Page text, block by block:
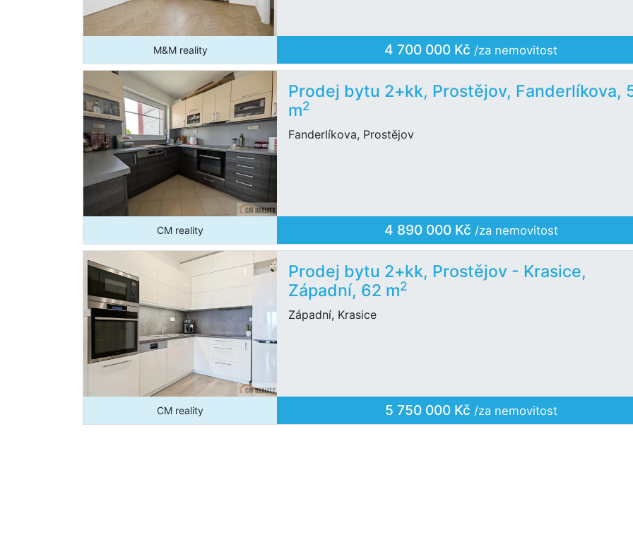
M&M reality 4 700 000 Kč /za nemovitost
Prodej bytu 2+kk, Prostějov, Fanderlíkova,
m2
Fanderlíkova, Prostějov
CM reality 4 890 000 Kč /za nemovitost
Prodej bytu 2+kk, Prostějov - Krasice,
Západní, 62 m2
Západní, Krasice
CM reality 5 750 000 Kč /za nemovitost